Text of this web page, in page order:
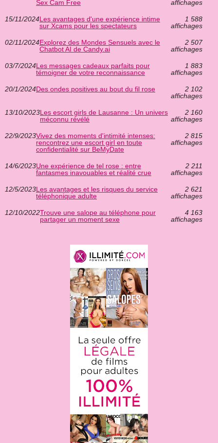
Sex Cam Free affichages
15/11/2024Les avantages d'une expérience intime
sur Xcams pour les spectateurs
1 588
affichages
02/11/2024Explorez des Mondes Sensuels avec le
Chatbot AI de Candy.ai
2 507
affichages
03/7/2024Les messages cadeaux parfaits pour
témoigner de votre reconnaissance
1 883
affichages
20/1/2024Des ondes positives au bout du fil rose
2 102
affichages
13/10/2023Les escort girls de Lausanne : Un univers
méconnu révélé
2 160
affichages
22/9/2023Vivez des moments d'intimité intenses:
rencontrez une escort girl en toute
confidentialité sur BeMyDate
2 815
affichages
14/6/2023Une expérience de tel rose : entre
fantasmes inavouables et réalité crue
2 211
affichages
12/5/2023Les avantages et les risques du service
téléphonique adulte
2 621
affichages
12/10/2022Trouve une salope au téléphone pour
partager un moment sexe
4 163
affichages